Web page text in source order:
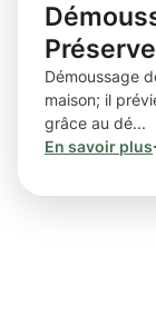
Démoussage
maison; il
grâce au dé...
En savoir plus